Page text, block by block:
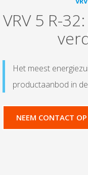
VRV 5 R-
Het meest
productaanbod in
NEEM CONTACT OP